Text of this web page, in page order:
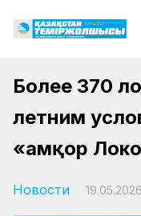
Более 370
летним
«Қамқор
Новости